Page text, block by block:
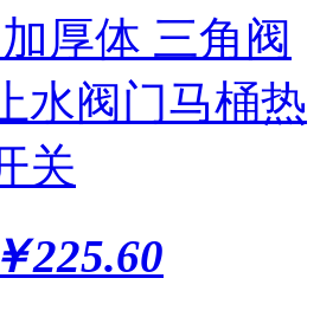
￥225.60